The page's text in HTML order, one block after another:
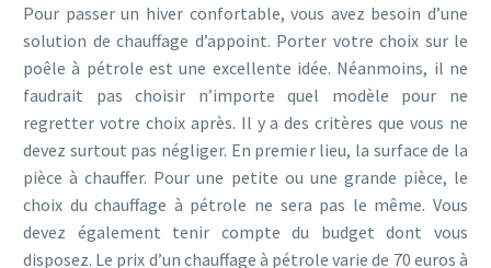
Pour passer un hiver confortable, vous avez besoin d’une
solution de chauffage d’appoint. Porter votre choix sur le
poêle à pétrole est une excellente idée. Néanmoins, il ne
faudrait pas choisir n’importe quel modèle pour ne
regretter votre choix après. Il y a des critères que vous ne
devez surtout pas négliger. En premier lieu, la surface de la
pièce à chauffer. Pour une petite ou une grande pièce, le
choix du chauffage à pétrole ne sera pas le même. Vous
devez également tenir compte du budget dont vous
disposez. Le prix d’un chauffage à pétrole varie de 70 euros à